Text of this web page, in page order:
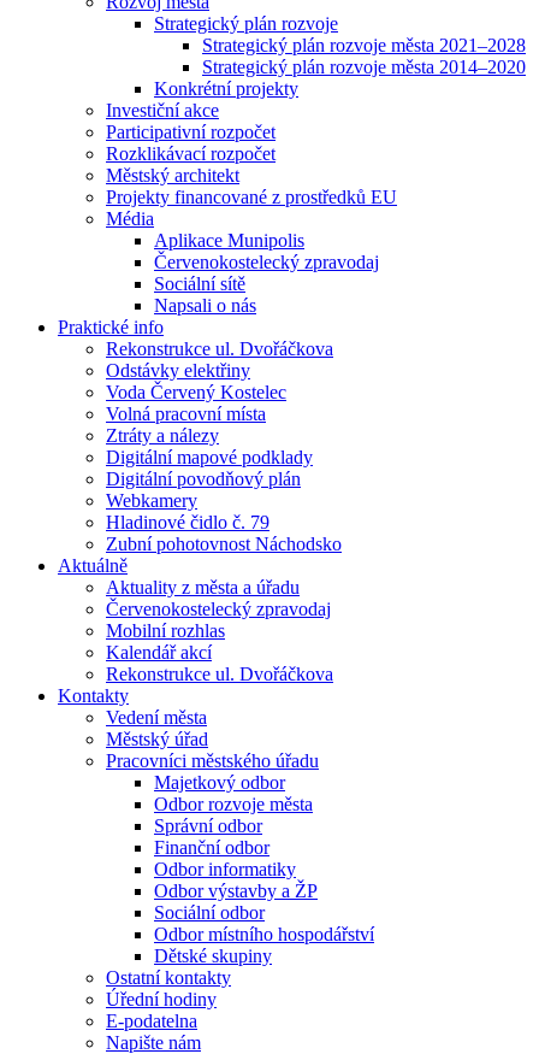
Strategický plán rozvoje
Strategický plán rozvoje města 2021–2028
Strategický plán rozvoje města 2014–2020
Konkrétní projekty
Investiční akce
Participativní rozpočet
Rozklikávací rozpočet
Městský architekt
Projekty financované z prostředků EU
Média
Aplikace Munipolis
Červenokostelecký zpravodaj
Sociální sítě
Napsali o nás
Praktické info
Rekonstrukce ul. Dvořáčkova
Odstávky elektřiny
Voda Červený Kostelec
Volná pracovní místa
Ztráty a nálezy
Digitální mapové podklady
Digitální povodňový plán
Webkamery
Hladinové čidlo č. 79
Zubní pohotovnost Náchodsko
Aktuálně
Aktuality z města a úřadu
Červenokostelecký zpravodaj
Mobilní rozhlas
Kalendář akcí
Rekonstrukce ul. Dvořáčkova
Kontakty
Vedení města
Městský úřad
Pracovníci městského úřadu
Majetkový odbor
Odbor rozvoje města
Správní odbor
Finanční odbor
Odbor informatiky
Odbor výstavby a ŽP
Sociální odbor
Odbor místního hospodářství
Dětské skupiny
Ostatní kontakty
Úřední hodiny
E-podatelna
Napište nám